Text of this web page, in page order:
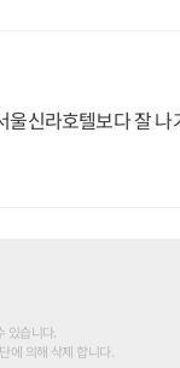
신라호텔보다 잘 나
있습니다.
에 의해 삭제 합니다.